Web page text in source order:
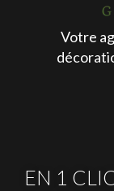
Votre
EN 1